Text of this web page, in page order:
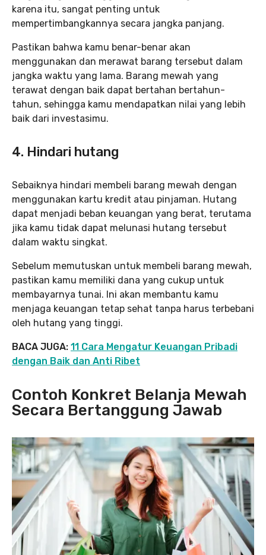
karena itu, sangat penting untuk
mempertimbangkannya secara jangka panjang.
Pastikan bahwa kamu benar-benar akan
menggunakan dan merawat barang tersebut dalam
jangka waktu yang lama. Barang mewah yang
terawat dengan baik dapat bertahan bertahun-
tahun, sehingga kamu mendapatkan nilai yang lebih
baik dari investasimu.
4. Hindari hutang
Sebaiknya hindari membeli barang mewah dengan
menggunakan kartu kredit atau pinjaman. Hutang
dapat menjadi beban keuangan yang berat, terutama
jika kamu tidak dapat melunasi hutang tersebut
dalam waktu singkat.
Sebelum memutuskan untuk membeli barang mewah,
pastikan kamu memiliki dana yang cukup untuk
membayarnya tunai. Ini akan membantu kamu
menjaga keuangan tetap sehat tanpa harus terbebani
oleh hutang yang tinggi.
BACA JUGA: 11 Cara Mengatur Keuangan Pribadi
dengan Baik dan Anti Ribet
Contoh Konkret Belanja Mewah
Secara Bertanggung Jawab